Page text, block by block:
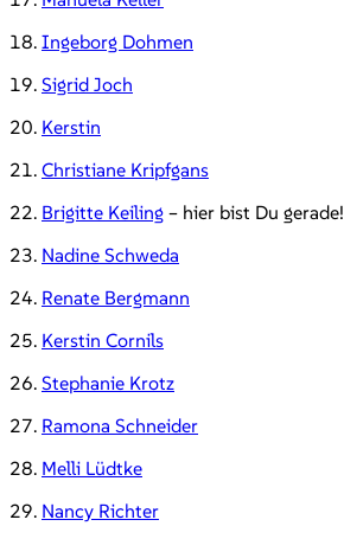
18. Ingeborg Dohmen
19. Sigrid Joch
20. Kerstin
21. Christiane Kripfgans
22. Brigitte Keiling – hier bist Du gerade!
23. Nadine Schweda
24. Renate Bergmann
25. Kerstin Cornils
26. Stephanie Krotz
27. Ramona Schneider
28. Melli Lüdtke
29. Nancy Richter